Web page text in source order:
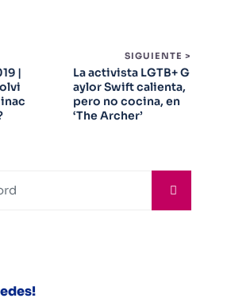
|
SIGUIENTE >
La activista LGTB+ G
aylor Swift calienta,
pero no cocina, en
‘The Archer’